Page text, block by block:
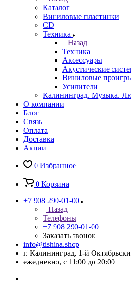
Каталог
Виниловые пластинки
CD
Техника
Назад
Техника
Аксессуары
Акустические
Виниловые
Усилители
Калининград. Музыка.
О компании
Блог
Связь
Оплата
Доставка
Акции
0 Избранное
0 Корзина
+7 908 290-01-00
Назад
Телефоны
+7 908 290-01-00
Заказать звонок
info@tishina.shop
г. Калининград, 1-й
ежедневно, с 11:00 до 20:00